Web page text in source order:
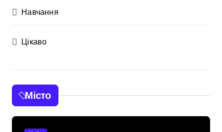
Навчання
Цікаво
Місто